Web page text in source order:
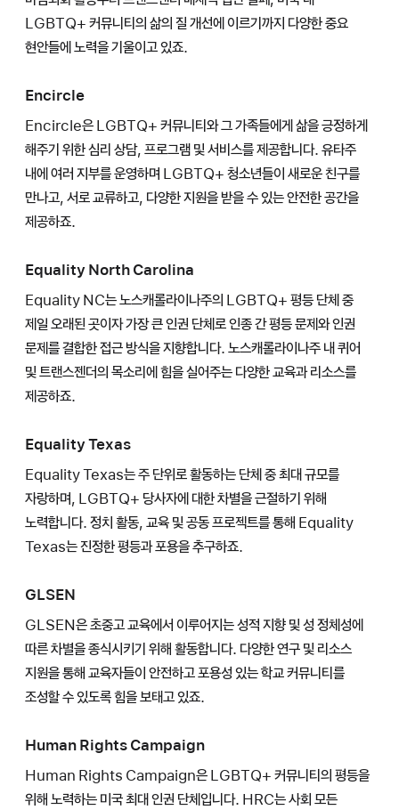
LGBTQ+ 커뮤니티의 삶의 질 개선에 이르기까지 다양한 중요
현안들에 노력을 기울이고 있죠.
Encircle
Encircle은 LGBTQ+ 커뮤니티와 그 가족들에게 삶을 긍정하게
해주기 위한 심리 상담, 프로그램 및 서비스를 제공합니다. 유타주
내에 여러 지부를 운영하며 LGBTQ+ 청소년들이 새로운 친구를
만나고, 서로 교류하고, 다양한 지원을 받을 수 있는 안전한 공간을
제공하죠.
Equality North Carolina
Equality NC는 노스캐롤라이나주의 LGBTQ+ 평등 단체 중
제일 오래된 곳이자 가장 큰 인권 단체로 인종 간 평등 문제와 인권
문제를 결합한 접근 방식을 지향합니다. 노스캐롤라이나주 내 퀴어
및 트랜스젠더의 목소리에 힘을 실어주는 다양한 교육과 리소스를
제공하죠.
Equality Texas
Equality Texas는 주 단위로 활동하는 단체 중 최대 규모를
자랑하며, LGBTQ+ 당사자에 대한 차별을 근절하기 위해
노력합니다. 정치 활동, 교육 및 공동 프로젝트를 통해 Equality
Texas는 진정한 평등과 포용을 추구하죠.
GLSEN
GLSEN은 초중고 교육에서 이루어지는 성적 지향 및 성 정체성에
따른 차별을 종식시키기 위해 활동합니다. 다양한 연구 및 리소스
지원을 통해 교육자들이 안전하고 포용성 있는 학교 커뮤니티를
조성할 수 있도록 힘을 보태고 있죠.
Human Rights Campaign
Human Rights Campaign은 LGBTQ+ 커뮤니티의 평등을
위해 노력하는 미국 최대 인권 단체입니다. HRC는 사회 모든